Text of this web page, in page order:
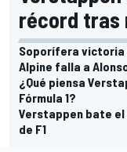
récord tras
Soporífera victoria
Alpine falla a
¿Qué piensa
Fórmula 1?
Verstappen bate el
de F1